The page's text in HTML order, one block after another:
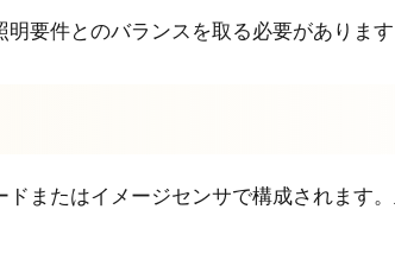
要件とのバランスを取る必要がありま
またはイメージセンサで構成されます